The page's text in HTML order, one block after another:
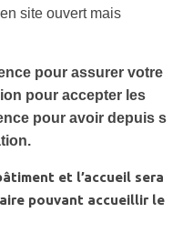
site ouvert mais
pour assurer votre
pour accepter les
pour avoir depuis s
et l’accueil sera
pouvant accueillir le